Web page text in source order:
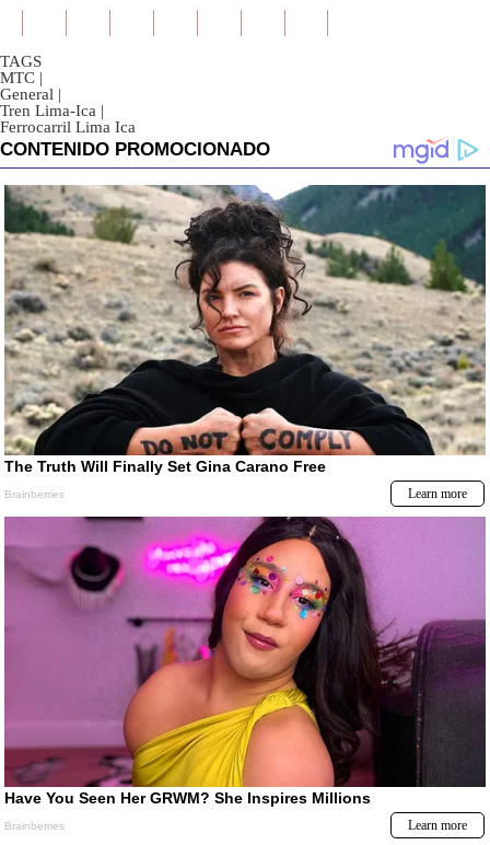
TAGS
MTC |
General |
Tren Lima-Ica |
Ferrocarril Lima Ica